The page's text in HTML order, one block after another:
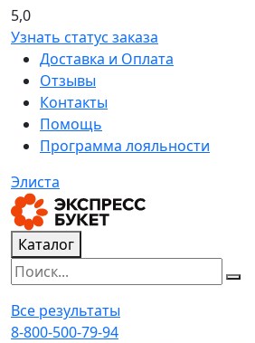
5,0
Узнать статус заказа
Доставка и Оплата
Отзывы
Контакты
Помощь
Программа лояльности
Элиста
Каталог
Все результаты
8-800-500-79-94